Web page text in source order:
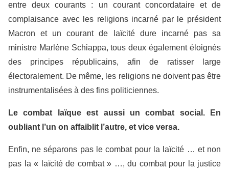
entre deux courants : un courant concordataire et de
complaisance avec les religions incarné par le président
Macron et un courant de laïcité dure incarné pas sa
ministre Marlène Schiappa, tous deux également éloignés
des principes républicains, afin de ratisser large
électoralement. De même, les religions ne doivent pas être
instrumentalisées à des fins politiciennes.
Le combat laïque est aussi un combat social. En
oubliant l’un on affaiblit l’autre, et vice versa.
Enfin, ne séparons pas le combat pour la laïcité … et non
pas la « laïcité de combat » …, du combat pour la justice